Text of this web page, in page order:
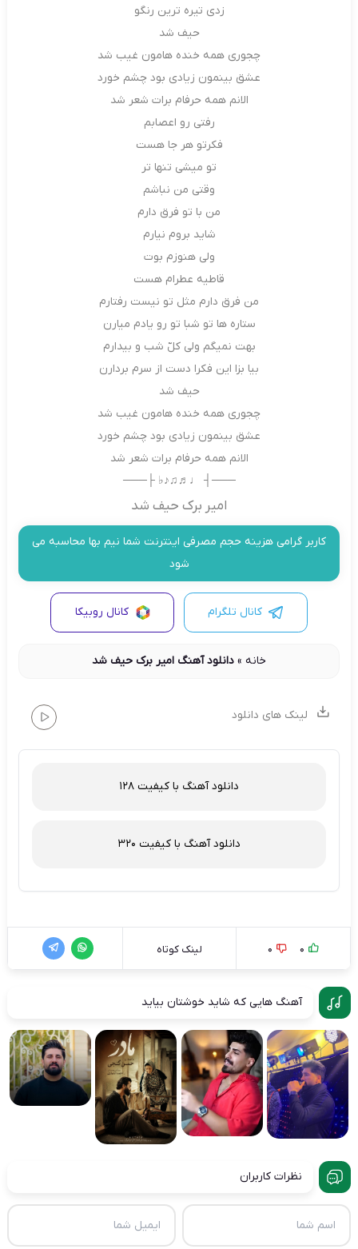
زدی تیره ترین رنگو
حیف شد
چجوری همه خنده هامون غیب شد
عشق بینمون زیادی بود چشم خورد
الانم همه حرفام برات شعر شد
رفتی رو اعصابم
فکرتو هر جا هست
تو میشی تنها تر
وقتی من نباشم
من با تو فرق دارم
شاید بروم نیارم
ولی هنوزم بوت
قاطیه عطرام هست
من فرق دارم مثل تو نیست رفتارم
ستاره ها تو شبا تو رو یادم میارن
بهت نمیگم ولی کلّ شب و بیدارم
بیا بزا این فکرا دست از سرم بردارن
حیف شد
چجوری همه خنده هامون غیب شد
عشق بینمون زیادی بود چشم خورد
الانم همه حرفام برات شعر شد
───┤ ♩♬♫♪♭ ├───
امیر برک حیف شد
کاربر گرامی هزینه حجم مصرفی اینترنت شما نیم بها محاسبه می
شود
کانال تلگرام کانال روبیکا
خانه» دانلود آهنگ امیر برک حیف شد
لینک های دانلود
دانلود آهنگ با کیفیت 128
دانلود آهنگ با کیفیت 320
0
0 لینک کوتاه
آهنگ هایی که شاید خوشتان بیاید
نظرات کاربران